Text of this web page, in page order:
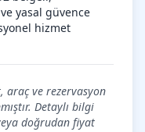
yasal güvence
hizmet
araç ve rezervasyon
Detaylı bilgi
doğrudan fiyat